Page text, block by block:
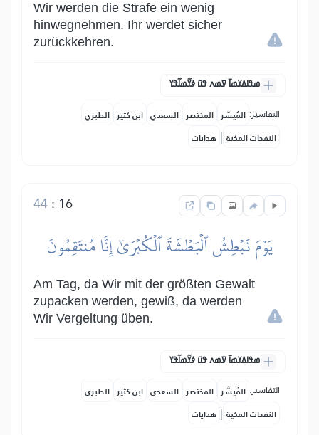
Wir werden die Strafe ein wenig
hinwegnehmen. Ihr werdet sicher
zurückkehren.
ߘߟߊߡߌߘߊ߫ ߜߘߍ ߟߎ߫ ߦߌ߬ߘߊ߬ߟߌ
التفاسير: المُيسَّر المختصر السعدي ابن كثير الطبري
النفحات المكية | هدايات
16
:
44
يَوۡمَ نَبۡطِشُ ٱلۡبَطۡشَةَ ٱلۡكُبۡرَىٰٓ إِنَّا مُنتَقِمُونَ
Am Tag, da Wir mit der größten Gewalt
zupacken werden, gewiß, da werden
Wir Vergeltung üben.
ߘߟߊߡߌߘߊ߫ ߜߘߍ ߟߎ߫ ߦߌ߬ߘߊ߬ߟߌ
التفاسير: المُيسَّر المختصر السعدي ابن كثير الطبري
النفحات المكية | هدايات